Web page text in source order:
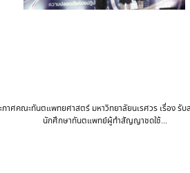
กาศคณะทันตแพทยศาสตร์ มหาวิทยาลัยนเรศวร เรื่อง รับ
นักศึกษาทันตแพทย์ผู้ทำสัญญาชดใช้...